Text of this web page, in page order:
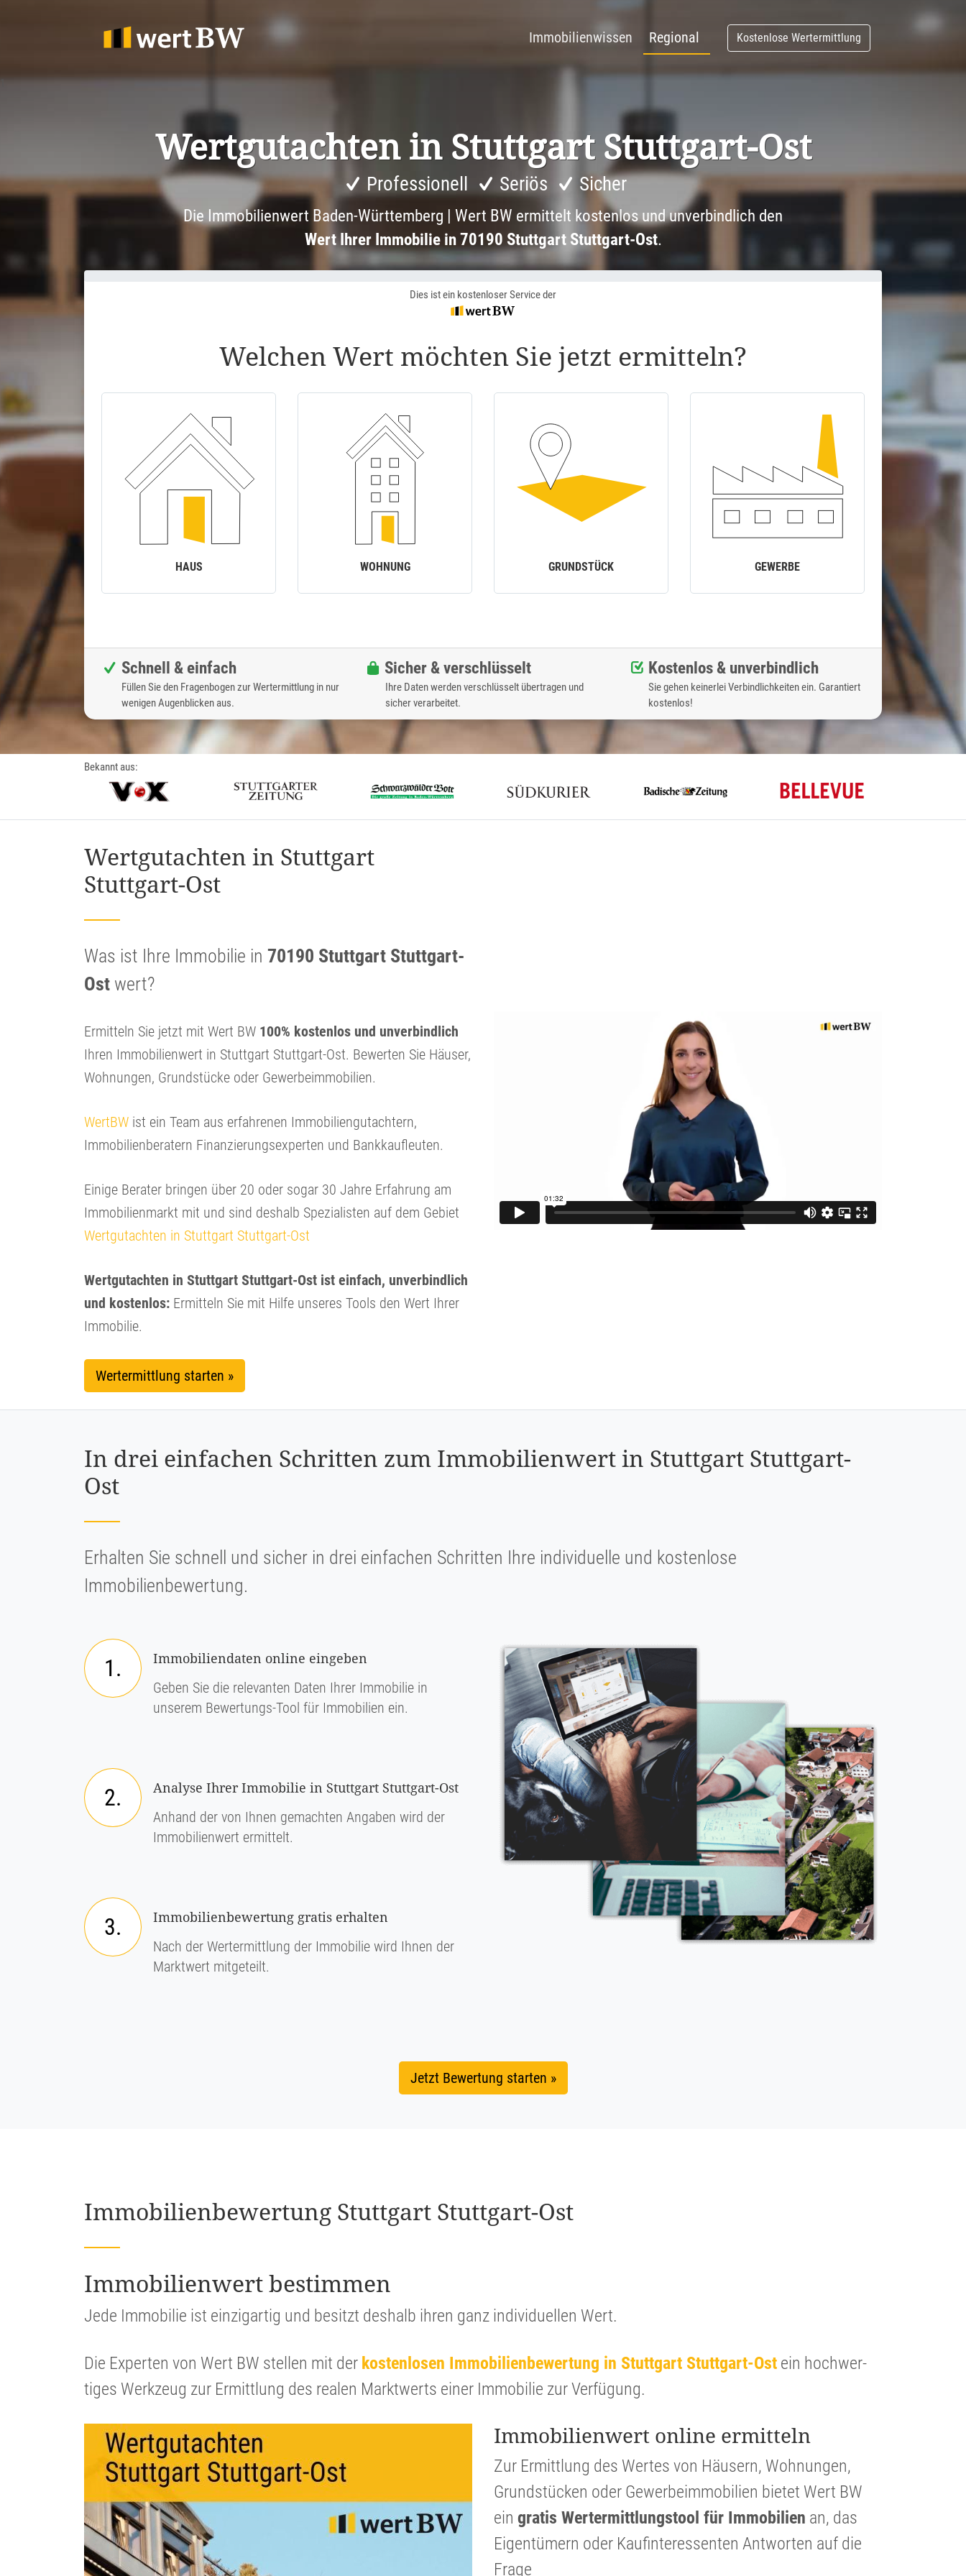
Immobilienwissen Regional Kostenlose Wertermittlung
Wertgut­achten in Stuttgart Stuttgart-Ost
Professionell Seriös Sicher
Die Immobilienwert Baden-Württemberg | Wert BW ermittelt kostenlos und unverbindlich den
Wert Ihrer Immobilie in 70190 Stuttgart Stuttgart-Ost.
Dies ist ein kostenloser Service der
Welchen Wert möchten Sie jetzt ermitteln?
HAUS WOHNUNG GRUNDSTÜCK GEWERBE
Schnell & einfach
Füllen Sie den Fragenbogen zur Wertermittlung in nur
wenigen Augenblicken aus.
Sicher & verschlüsselt
Ihre Daten werden verschlüsselt übertragen und
sicher verarbeitet.
Kostenlos & unverbindlich
Sie gehen keinerlei Verbindlichkeiten ein. Garantiert
kostenlos!
Bekannt aus:
Wertgutachten in Stuttgart
Stuttgart-Ost
Was ist Ihre Immobilie in 70190 Stuttgart Stuttgart-
Ost wert?
Ermitteln Sie jetzt mit Wert BW 100% kostenlos und unverbindlich
Ihren Immobilienwert in Stuttgart Stuttgart-Ost. Bewerten Sie Häuser,
Wohnungen, Grundstücke oder Gewerbeimmobilien.
WertBW ist ein Team aus erfahrenen Immobiliengutachtern,
Immobilienberatern Finanzierungsexperten und Bankkaufleuten.
Einige Berater bringen über 20 oder sogar 30 Jahre Erfahrung am
Immobilienmarkt mit und sind deshalb Spezialisten auf dem Gebiet
Wertgutachten in Stuttgart Stuttgart-Ost
Wertgutachten in Stuttgart Stuttgart-Ost ist einfach, unverbindlich
und kostenlos: Ermitteln Sie mit Hilfe unseres Tools den Wert Ihrer
Immobilie.
Wertermittlung starten »
In drei einfachen Schritten zum Immobilienwert in Stuttgart Stuttgart-
Ost
Erhalten Sie schnell und sicher in drei einfachen Schritten Ihre individuelle und kostenlose
Immobilienbewertung.
1.
Immobiliendaten online eingeben
Geben Sie die relevanten Daten Ihrer Immobilie in
unserem Bewertungs-Tool für Immobilien ein.
2.
Analyse Ihrer Immobilie in Stuttgart Stuttgart-Ost
Anhand der von Ihnen gemachten Angaben wird der
Immobilienwert ermittelt.
3.
Immobilienbewertung gratis erhalten
Nach der Wertermittlung der Immobilie wird Ihnen der
Marktwert mitgeteilt.
Jetzt Bewertung starten »
Immobi­li­en­be­wer­tung Stuttgart Stuttgart-Ost
Immobi­li­en­wert bestimmen
Jede Immobilie ist einzig­artig und besitzt deshalb ihren ganz indivi­du­ellen Wert.
Die Experten von Wert BW stellen mit der kosten­losen Immobi­li­en­be­wer­tung in Stuttgart Stuttgart-Ost ein hochwer­
tiges Werkzeug zur Ermitt­lung des realen Markt­werts einer Immobilie zur Verfügung.
Immobi­li­en­wert online ermitteln
Zur Ermitt­lung des Wertes von Häusern, Wohnungen,
Grund­stücken oder Gewer­beim­mo­bi­lien bietet Wert BW
ein gratis Werter­mitt­lungs­tool für Immobi­lien an, das
Eigen­tü­mern oder Kaufin­ter­es­senten Antworten auf die
Frage